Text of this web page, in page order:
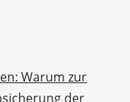
Warum zur
der